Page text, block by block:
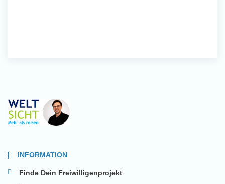
INFORMATION
Finde Dein Freiwilligenprojekt